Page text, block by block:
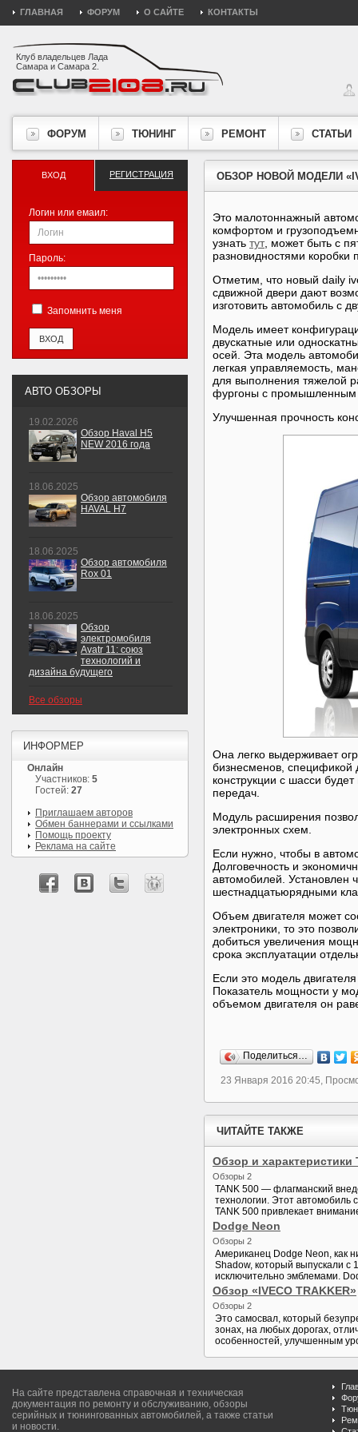
ГЛАВНАЯ ФОРУМ О САЙТЕ КОНТАКТЫ
Клуб владельцев Лада
Самара и Самара 2.
ФОРУМ ТЮНИНГ РЕМОНТ СТАТЬИ
ОБЗОР НОВОЙ МОДЕЛИ
Это малотоннажный
комфортом и
узнать тут, может быть с
разновидностями коробки
Отметим, что новый daily
сдвижной двери дают
изготовить автомобиль с
Модель имеет
двускатные или
осей. Эта модель
легкая управляемость,
для выполнения тяжелой
фургоны с промышленным
Улучшенная прочность
Она легко выдерживает
бизнесменов, спецификой
конструкции с шасси
передач.
Модуль расширения
электронных схем.
Если нужно, чтобы в
Долговечность и
автомобилей. Установлен
шестнадцатьюрядными
Объем двигателя может
электроники, то это
добиться увеличения
срока эксплуатации
Если это модель
Показатель мощности у
объемом двигателя он
Поделиться…
23 Января 2016 20:45,
ЧИТАЙТЕ ТАКЖЕ
Обзор и характеристики
Обзоры 2
TANK 500 — флагманский
технологии. Этот автомобиль
TANK 500 привлекает
Dodge Neon
Обзоры 2
Американец Dodge Neon, как
Shadow, который выпускали с
исключительно эмблемами.
Обзор «IVECO TRAKKER»
Обзоры 2
Это самосвал, который
зонах, на любых дорогах,
особенностей, улучшенным
ВХОД РЕГИСТРАЦИЯ
Логин или емаил:
Пароль:
Запомнить меня
АВТО ОБЗОРЫ
19.02.2026
Обзор Haval H5
NEW 2016 года
18.06.2025
Обзор автомобиля
HAVAL H7
18.06.2025
Обзор автомобиля
Rox 01
18.06.2025
Обзор
электромобиля
Avatr 11: союз
технологий и
дизайна будущего
Все обзоры
ИНФОРМЕР
Онлайн
Участников: 5
Гостей: 27
Приглашаем авторов
Обмен баннерами и ссылками
Помощь проекту
Реклама на сайте
На сайте представлена справочная и техническая
документация по ремонту и обслуживанию, обзоры
серийных и тюнингованных автомобилей, а также статьи
и новости.